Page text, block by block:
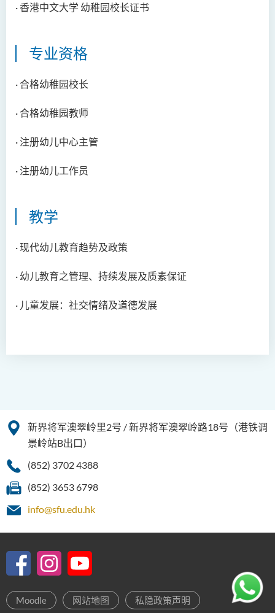
· 香港中文大学 幼稚园校长证书
专业资格
· 合格幼稚园校长
· 合格幼稚园教师
· 注册幼儿中心主管
· 注册幼儿工作员
教学
· 现代幼儿教育趋势及政策
· 幼儿教育之管理、持续发展及质素保证
· 儿童发展：社交情绪及道德发展
幼稚园教师语文专业发展课
程 - 基本课程
机器翻译译后编辑比赛 2021
全港中学翻译科技问答比赛
新界将军澳翠岭里2号 / 新界将军澳翠岭路18号（港铁调
景岭站B出口）
(852) 3702 4388
(852) 3653 6798
info@sfu.edu.hk
Moodle 网站地图 私隐政策声明